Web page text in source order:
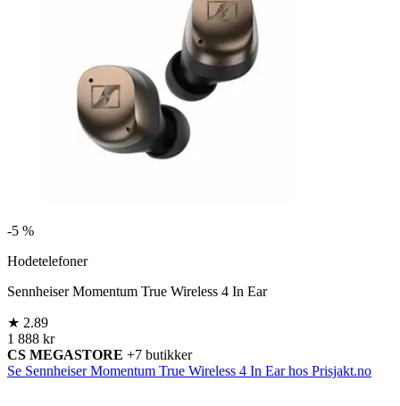
-5 %
Hodetelefoner
Sennheiser Momentum True Wireless 4 In Ear
★ 2.89
1 888 kr
CS MEGASTORE +7 butikker
Se Sennheiser Momentum True Wireless 4 In Ear hos Prisjakt.no